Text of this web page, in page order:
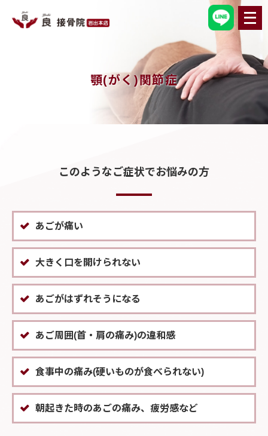
メ
ニ
ュ
ー
を
開
く
顎(がく)関節症
このようなご症状でお悩みの方
あごが痛い
大きく口を開けられない
あごがはずれそうになる
あご周囲(首・肩の痛み)の違和感
食事中の痛み(硬いものが食べられない)
朝起きた時のあごの痛み、疲労感など